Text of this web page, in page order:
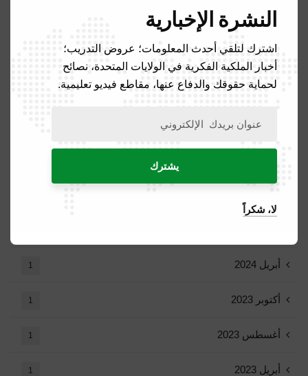
مايو 2025
أبريل 2025
مارس 2025
فبراير 2025
يوليو 2024
أبريل 2024 1
أكتوبر 2023 1
أغسطس 2023 1
أبريل 2023 1
النشرة الإخبارية
اشترك لتلقي أحدث المعلومات؛ عروض التدريب؛
أخبار الملكية الفكرية في الولايات المتحدة، نصائح
لحماية حقوقك والدفاع عنها، مقاطع فيديو تعليمية.
لا، شكراً